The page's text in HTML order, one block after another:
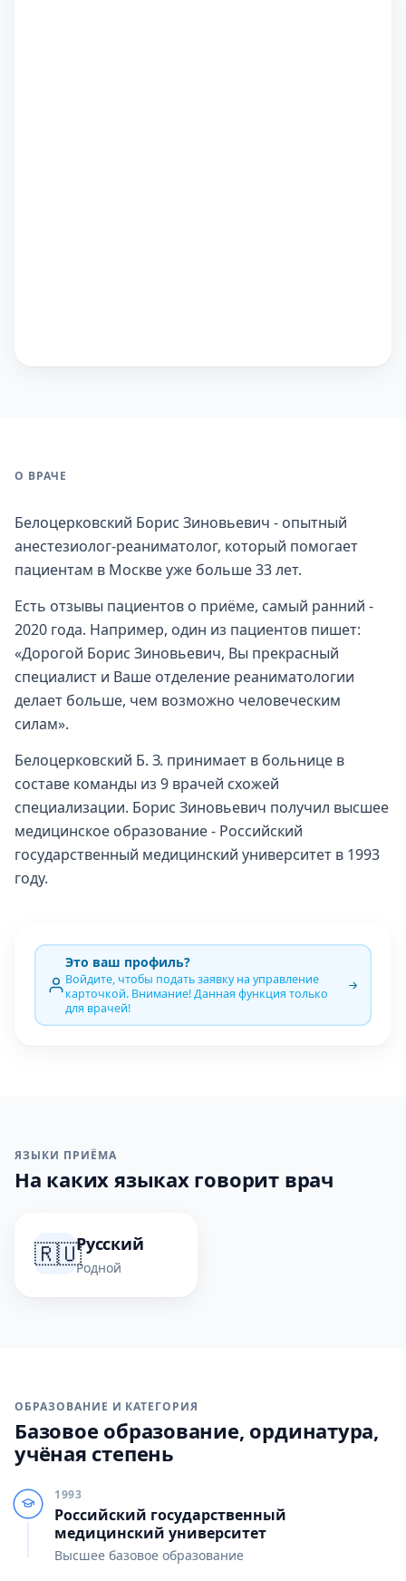
О ВРАЧЕ
Белоцерковский Борис Зиновьевич - опытный
анестезиолог-реаниматолог, который помогает
пациентам в Москве уже больше 33 лет.
Есть отзывы пациентов о приёме, самый ранний -
2020 года. Например, один из пациентов пишет:
«Дорогой Борис Зиновьевич, Вы прекрасный
специалист и Ваше отделение реаниматологии
делает больше, чем возможно человеческим
силам».
Белоцерковский Б. З. принимает в больнице в
составе команды из 9 врачей схожей
специализации. Борис Зиновьевич получил высшее
медицинское образование - Российский
государственный медицинский университет в 1993
году.
Это ваш профиль?
Войдите, чтобы подать заявку на управление
карточкой. Внимание! Данная функция только
для врачей!
ЯЗЫКИ ПРИЁМА
На каких языках говорит врач
🇷🇺Русский
Родной
ОБРАЗОВАНИЕ И КАТЕГОРИЯ
Базовое образование, ординатура,
учёная степень
1993
Российский государственный
медицинский университет
Высшее базовое образование